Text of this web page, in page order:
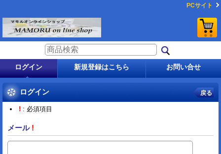
PCサイト
ログイン 新規登録はこちら お問い合せ
ログイン 戻る
! : 必須項目
メール !